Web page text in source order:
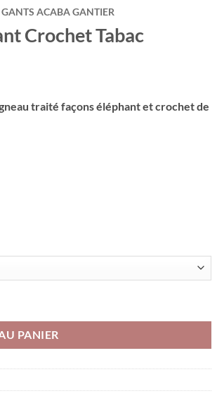
GANTS ACABA GANTIER
Crochet Tabac
traité façons éléphant et crochet de
PANIER